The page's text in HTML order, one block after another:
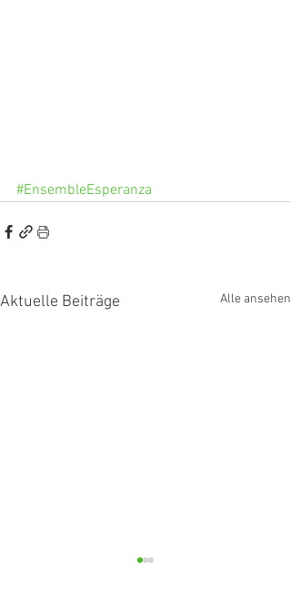
#EnsembleEsperanza
Aktuelle Beiträge Alle ansehen